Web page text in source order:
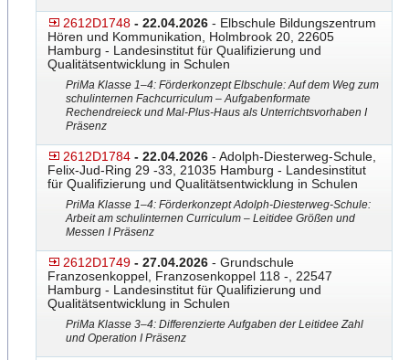
2612D1748 - 22.04.2026 - Elbschule Bildungszentrum
Hören und Kommunikation, Holmbrook 20, 22605
Hamburg - Landesinstitut für Qualifizierung und
Qualitätsentwicklung in Schulen
PriMa Klasse 1–4: Förderkonzept Elbschule: Auf dem Weg zum
schulinternen Fachcurriculum – Aufgabenformate
Rechendreieck und Mal-Plus-Haus als Unterrichtsvorhaben I
Präsenz
2612D1784 - 22.04.2026 - Adolph-Diesterweg-Schule,
Felix-Jud-Ring 29 -33, 21035 Hamburg - Landesinstitut
für Qualifizierung und Qualitätsentwicklung in Schulen
PriMa Klasse 1–4: Förderkonzept Adolph-Diesterweg-Schule:
Arbeit am schulinternen Curriculum – Leitidee Größen und
Messen I Präsenz
2612D1749 - 27.04.2026 - Grundschule
Franzosenkoppel, Franzosenkoppel 118 -, 22547
Hamburg - Landesinstitut für Qualifizierung und
Qualitätsentwicklung in Schulen
PriMa Klasse 3–4: Differenzierte Aufgaben der Leitidee Zahl
und Operation I Präsenz